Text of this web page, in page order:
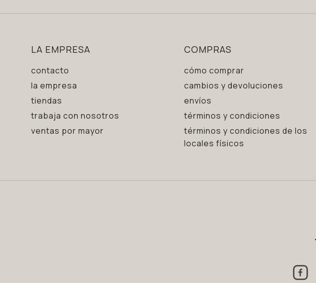
LA EMPRESA
contacto
la empresa
tiendas
trabaja con nosotros
ventas por mayor
COMPRAS
cómo comprar
cambios y devoluciones
envíos
términos y condiciones
términos y condiciones de los
locales físicos
